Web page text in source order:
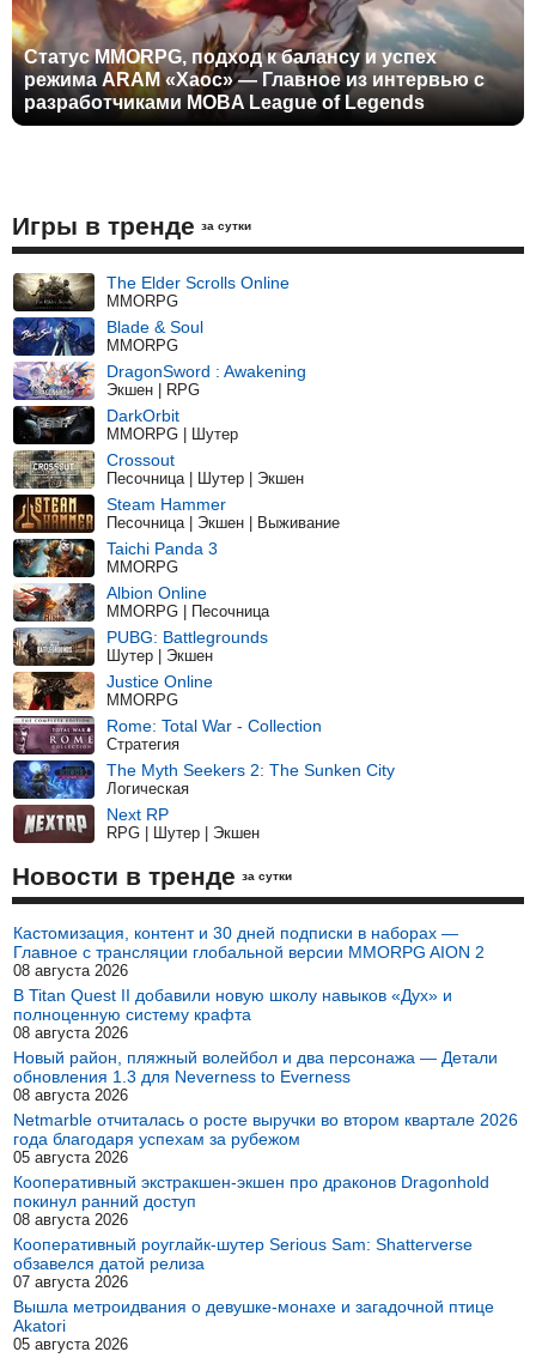
Статус MMORPG, подход к балансу и успех
режима ARAM «Хаос» — Главное из интервью с
разработчиками MOBA League of Legends
Игры в тренде за сутки
The Elder Scrolls Online
MMORPG
Blade & Soul
MMORPG
DragonSword : Awakening
Экшен | RPG
DarkOrbit
MMORPG | Шутер
Crossout
Песочница | Шутер | Экшен
Steam Hammer
Песочница | Экшен | Выживание
Taichi Panda 3
MMORPG
Albion Online
MMORPG | Песочница
PUBG: Battlegrounds
Шутер | Экшен
Justice Online
MMORPG
Rome: Total War - Collection
Стратегия
The Myth Seekers 2: The Sunken City
Логическая
Next RP
RPG | Шутер | Экшен
Новости в тренде за сутки
Кастомизация, контент и 30 дней подписки в наборах —
Главное с трансляции глобальной версии MMORPG AION 2
08 августа 2026
В Titan Quest II добавили новую школу навыков «Дух» и
полноценную систему крафта
08 августа 2026
Новый район, пляжный волейбол и два персонажа — Детали
обновления 1.3 для Neverness to Everness
08 августа 2026
Netmarble отчиталась о росте выручки во втором квартале 2026
года благодаря успехам за рубежом
05 августа 2026
Кооперативный экстракшен-экшен про драконов Dragonhold
покинул ранний доступ
08 августа 2026
Кооперативный роуглайк-шутер Serious Sam: Shatterverse
обзавелся датой релиза
07 августа 2026
Вышла метроидвания о девушке-монахе и загадочной птице
Akatori
05 августа 2026